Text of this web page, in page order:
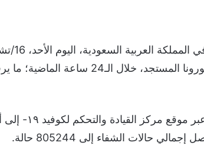
حالات الشفاء إلى 805244 حالة.